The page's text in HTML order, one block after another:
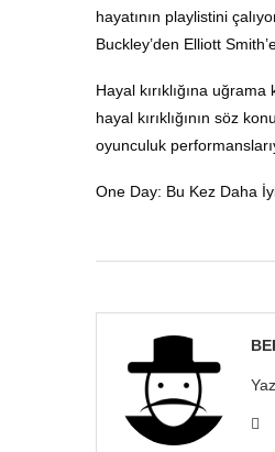
hayatının playlistini
Buckley’den Elliott
Hayal kırıklığına
hayal kırıklığının söz
oyunculuk
One Day: Bu Kez Daha